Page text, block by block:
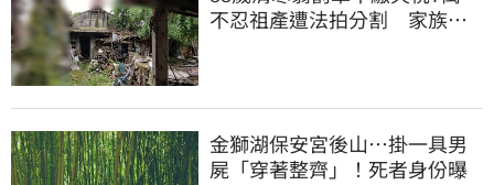
不忍祖產遭法拍分割 家族按
金獅湖保安宮後山…掛一具男
屍「穿著整齊」！死者身份曝